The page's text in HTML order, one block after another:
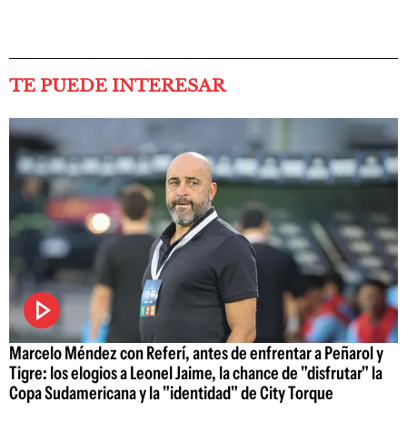
TE PUEDE INTERESAR
Marcelo Méndez con Referí, antes de enfrentar a Peñarol y
Tigre: los elogios a Leonel Jaime, la chance de "disfrutar" la
Copa Sudamericana y la "identidad" de City Torque